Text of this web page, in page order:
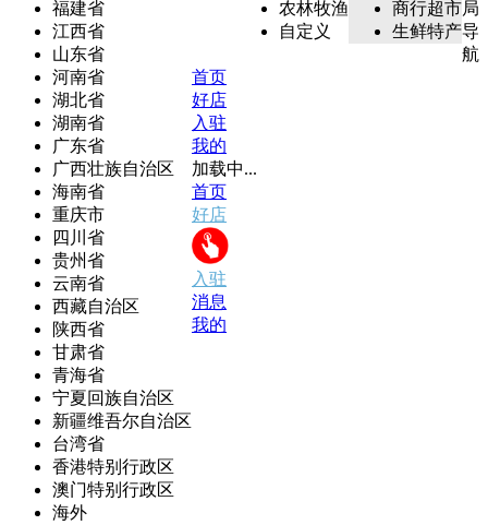
福建省
江西省
山东省
河南省
湖北省
湖南省
广东省
广西壮族自治区
海南省
重庆市
四川省
贵州省
云南省
西藏自治区
陕西省
甘肃省
青海省
宁夏回族自治区
新疆维吾尔自治区
台湾省
香港特别行政区
澳门特别行政区
海外
农林牧渔
自定义
商行超市
生鲜特产
局
导
航
首页
好店
入驻
我的
加载中...
首页
好店
入驻
消息
我的